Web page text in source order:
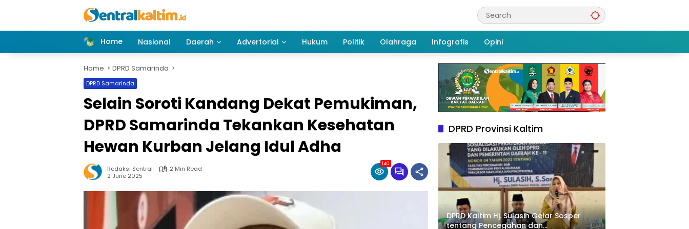
Home
Nasional Daerah Advertorial Hukum Politik Olahraga Infografis Opini
Home DPRD Samarinda
DPRD Samarinda
Selain Soroti Kandang Dekat Pemukiman,
DPRD Samarinda Tekankan Kesehatan
Hewan Kurban Jelang Idul Adha
Redaksi Sentral
2 Min Read
2 June 2025
140
DPRD Provinsi Kaltim
DPRD Kaltim Hj. Sulasih Gelar Sosper
tentang Pencegahan dan